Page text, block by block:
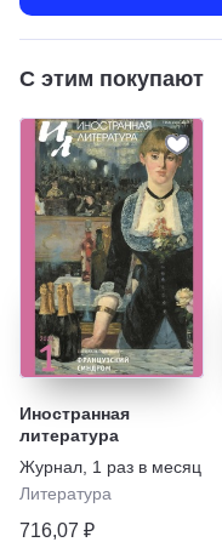
С этим покупают
Иностранная
литература
Журнал 1 раз в месяц
Литература
716,07 ₽